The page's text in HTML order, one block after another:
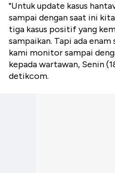
"Untuk update kasus
sampai dengan saat ini
tiga kasus positif yang
sampaikan. Tapi ada
kami monitor sampai
kepada wartawan, Senin
detikcom.